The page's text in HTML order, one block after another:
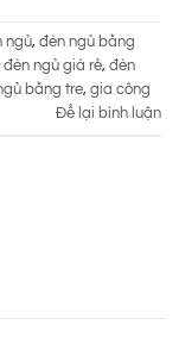
ngủ, đèn ngủ bằng
đèn ngủ giá rẻ, đèn
bằng tre, gia công
Để lại bình luận